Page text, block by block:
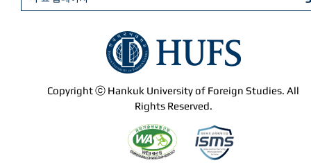
Copyright ⓒ Hankuk University of Foreign Studies. All
Rights Reserved.